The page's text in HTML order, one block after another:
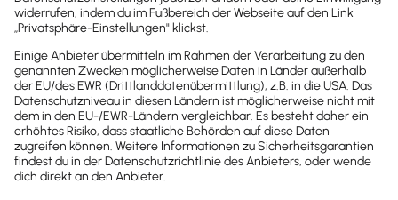
Eigenkapitalbedarf für deine
Unternehmensgründung
Plan und Idee fertig, doch wie viel
Start- und Eigenkapital brauchst du
für deine Unternehmung? Lerne den
Bedarf zu berechnen!
Lesezeit 5 Minuten